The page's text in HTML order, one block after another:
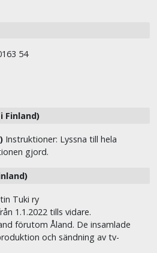
54
Finland)
Instruktioner: Lyssna till hela
gjord.
Tuki ry
1.1.2022 tills vidare.
förutom Åland. De insamlade
och sändning av tv-